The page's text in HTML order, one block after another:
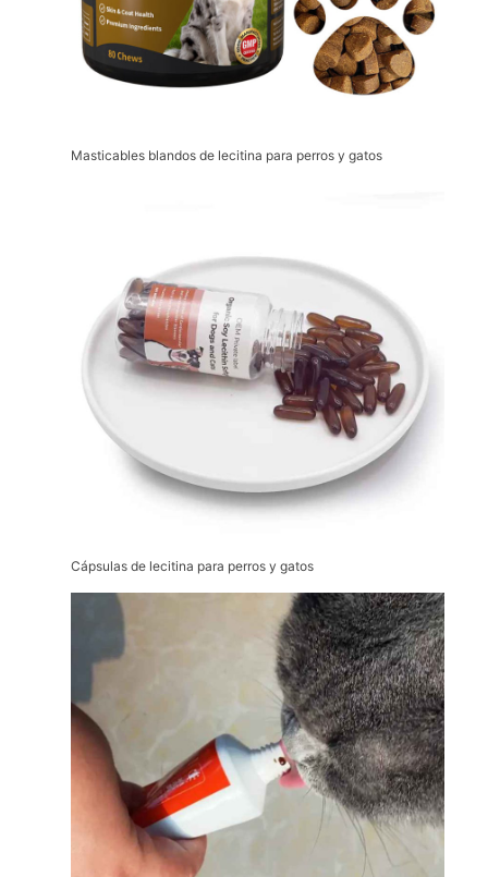
Masticables blandos de lecitina para perros y gatos
Cápsulas de lecitina para perros y gatos